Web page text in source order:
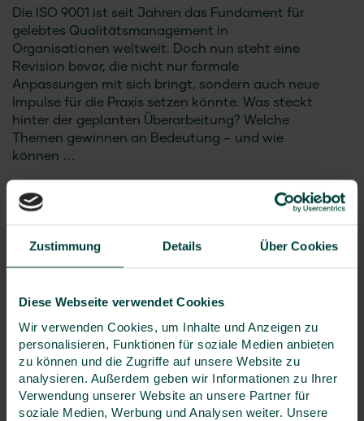
Zustimmung Details Über Cookies
Diese Webseite verwendet Cookies
Wir verwenden Cookies, um Inhalte und Anzeigen zu
personalisieren, Funktionen für soziale Medien anbieten
zu können und die Zugriffe auf unsere Website zu
analysieren. Außerdem geben wir Informationen zu Ihrer
Verwendung unserer Website an unsere Partner für
soziale Medien, Werbung und Analysen weiter. Unsere
Die ISO 9001 ist seit Jahren das Fundament für
gelebtes Qualitätsmanagement in
Organisationen weltweit. Doch nun steht eine
Revision bevor, die nicht nur formale
Anpassungen mit sich bringt, sondern auch neue
Impulse für die Praxis setzen könnte. Was steckt
hinter der geplanten Überarbeitung? Welche
Themen gewinnen an Bedeutung – und wie
können …
Artikel lesen